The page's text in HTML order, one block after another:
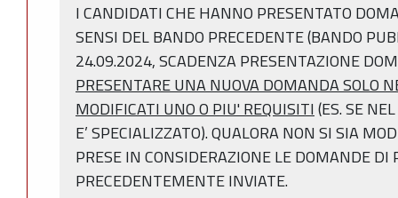
I CANDIDATI CHE HANNO PRESENTATO
SENSI DEL BANDO PRECEDENTE (BANDO
24.09.2024, SCADENZA PRESENTAZIONE
PRESENTARE UNA NUOVA DOMANDA SOLO
MODIFICATI UNO O PIU' REQUISITI(ES. SE
E’ SPECIALIZZATO). QUALORA NON SI SIA
PRESE IN CONSIDERAZIONE LE DOMANDE DI
PRECEDENTEMENTE INVIATE.